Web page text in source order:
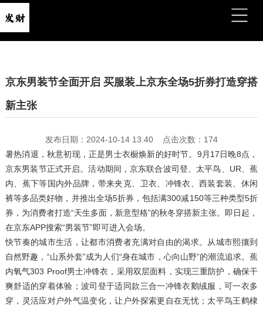
京东男装节全面开启 买服装上京东全场5折券打造穿搭
新主张
发布日期：2024-10-14 13:40 点击次数：174
暑热消退，秋意初现，正是男士衣橱焕新的好时节。9月17日晚8点，
京东男装节正式开启。活动期间，京东联合波司登、太平鸟、UR、蕉
内、蕉下等国内外品牌，带来夹克、卫衣、冲锋衣、西装套装、休闲
裤等多品类好物，并推出全场5折券，包括满300减150等三种类型5折
券，为消费者打造“天生多面，新意型格”的秋冬穿搭新主张。即日起，
在京东APP搜索“男装节”即可进入会场。
快节奏的城市生活，让都市消费者充满对自由的渴求。从城市熙攘到
自然野趣，“山系外套”成为人们“身在城市，心向山野”的潮流追求。蕉
内氧气303 Proof男士冲锋衣，采用双层面料，实现三重防护，确保干
爽舒适的穿着体验；波司登于适同款三合一冲锋衣鹅绒服，可一衣多
穿，灵活应对户外气温变化，让户外探索更自在无忧；太平鸟王鹤棣